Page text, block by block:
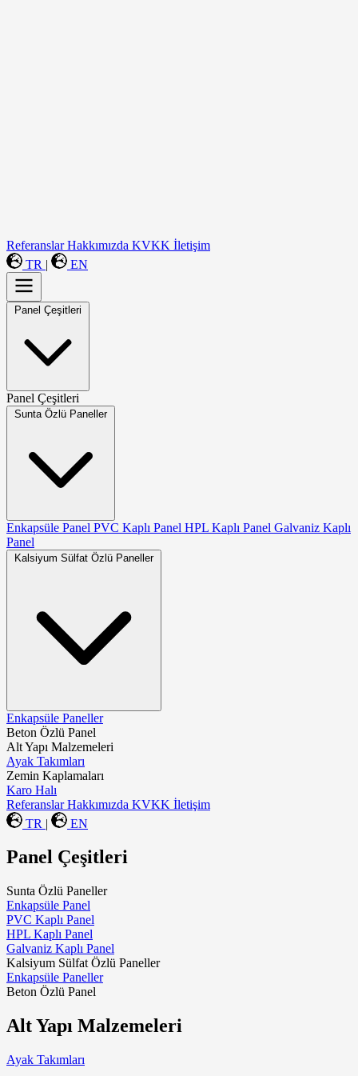
ReferanslarHakkımızda KVKK İletişim
TR | EN
Panel Çeşitleri
Panel Çeşitleri
Sunta Özlü Paneller
Enkapsüle Panel PVC Kaplı Panel HPL Kaplı Panel Galvaniz Kaplı
Panel
Kalsiyum Sülfat Özlü Paneller
Enkapsüle Paneller
Beton Özlü Panel
Alt Yapı Malzemeleri
Ayak Takımları
Zemin Kaplamaları
Karo Halı
ReferanslarHakkımızda KVKK İletişim
TR | EN
Panel Çeşitleri
Sunta Özlü Paneller
Enkapsüle Panel
PVC Kaplı Panel
HPL Kaplı Panel
Galvaniz Kaplı Panel
Kalsiyum Sülfat Özlü Paneller
Enkapsüle Paneller
Beton Özlü Panel
Alt Yapı Malzemeleri
Ayak Takımları